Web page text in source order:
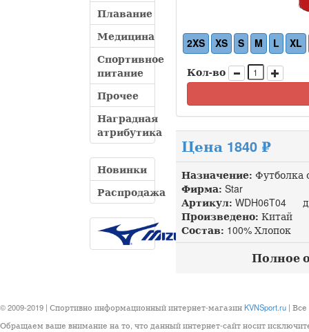
Плавание
Медицина
Спортивное
питание
Прочее
Наградная
атрибутика
Новинки
Распродажа
2XS XS S M L XL
Кол-во
Цена 1840 ₽
Назначение: Футболка
Фирма: Star
Артикул: WDH06T04
Произведено: Китай
Состав: 100% Хлопок
Полное
© 2009-2019 | Спортивно информационный интернет-магазин KVNSport.ru |
Обращаем ваше внимание на то, что данный интернет-сайт носит